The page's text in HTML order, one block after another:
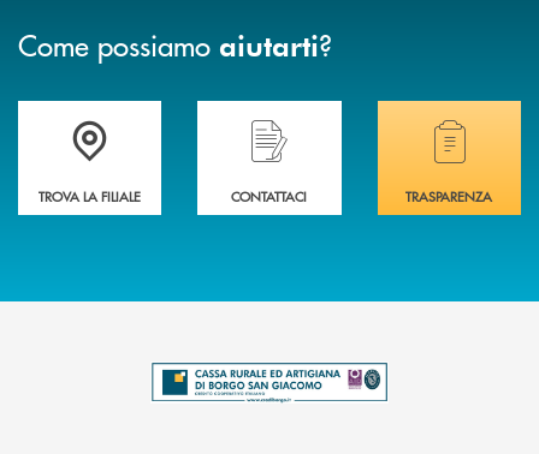
Come possiamo aiutarti?
Trova la filiale più vicina a te .
TROVA LA FILIALE
Hai bisogno di assistenza immediata?
CONTATTACI
Hai bisogno di
TRASPARENZA